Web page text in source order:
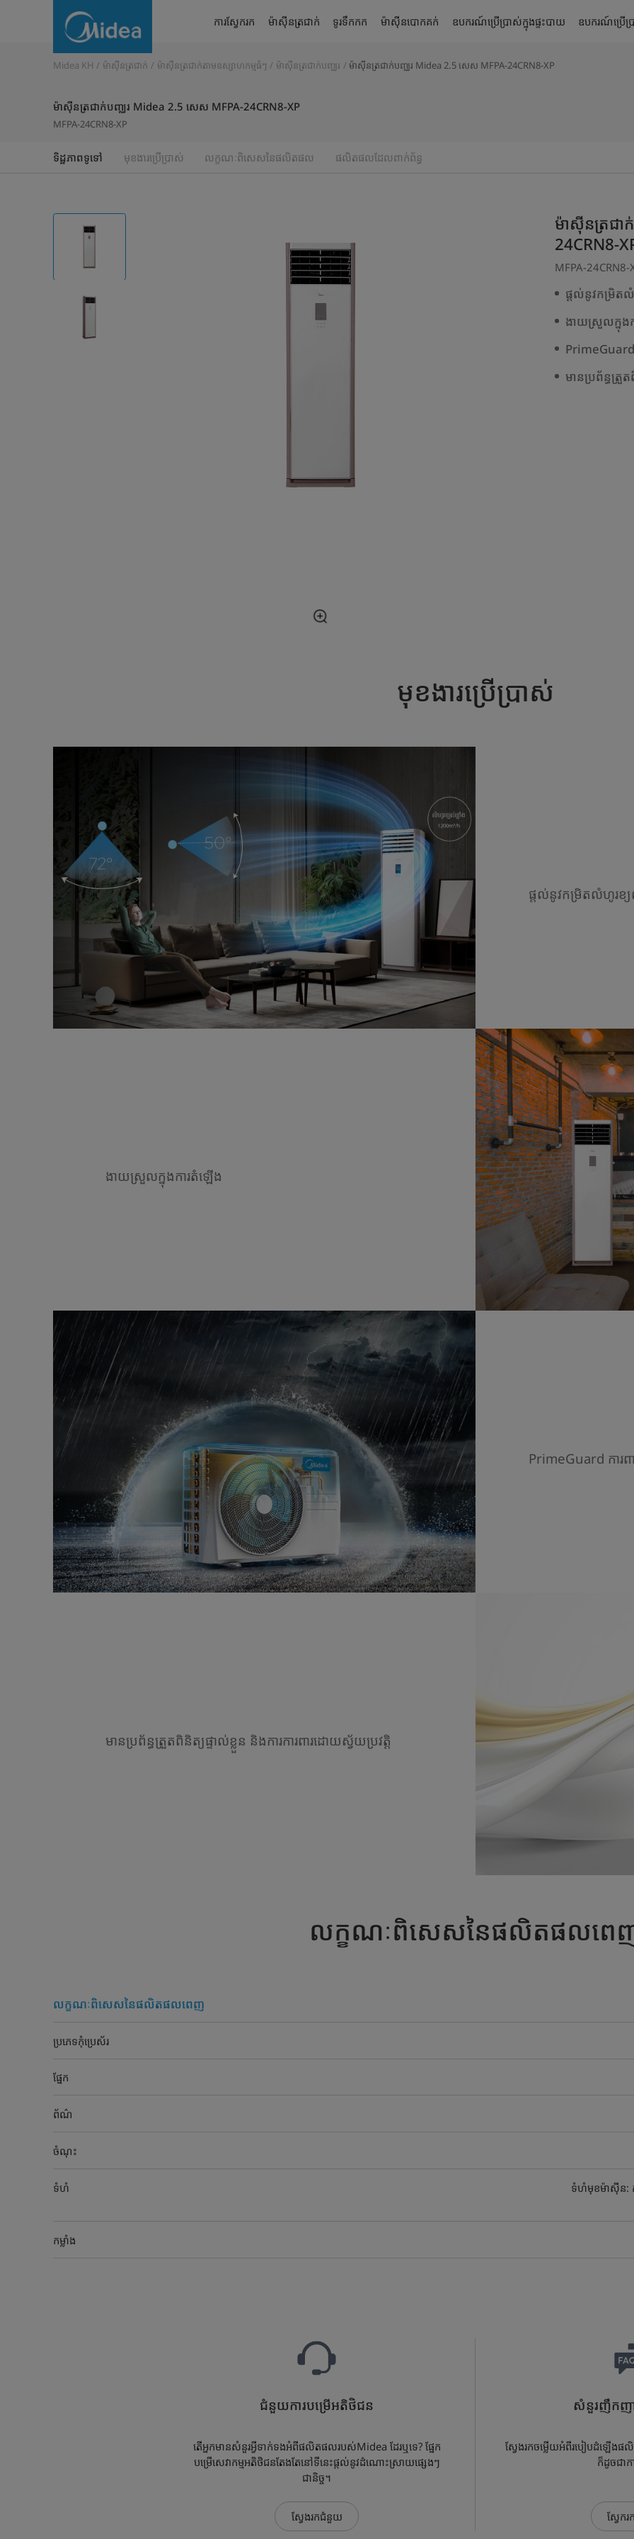
2.5សេស
24CRN8-
ការស្វែករក ម៉ាស៊ីនត្រជាក់ ទូរទឹកកក ម៉ាស៊ីនបោកគក់ ឧបករណ៍ប្រើប្រាស់ក្នុងផ្ទះបាយ ឧបករណ៍ប្រើប្រ
Midea KH ម៉ាស៊ីនត្រជាក់ ម៉ាស៊ីនត្រជាក់តាមឧស្សាហកម្មធំៗ ម៉ាស៊ីនត្រជាក់បញ្ឈរ ម៉ាស៊ីនត្រជាក់បញ្ឈរ Midea 2.5 សេស MFPA-24CRN8-XP
ម៉ាស៊ីនត្រជាក់បញ្ឈរ Midea 2.5 សេស MFPA-24CRN8-XP
MFPA-24CRN8-XP
ទិដ្ឋភាពទូទៅ មុខងារប្រើប្រាស់ លក្ខណៈពិសេសនៃផលិតផល ផលិតផលដែលពាក់ព័ន្ធ
ម៉ាស៊ីនត្រជ
24CRN8-
MFPA-24CRN8-
ផ្តល់នូវកម្រិត
ងាយស្រួលក្នុង
PrimeGuard​
មានប្រព័ន្ធត្រួ
មុខងារប្រើប្រាស់
ផ្តល់នូវកម្រិតលំហូរខ្យ
ងាយស្រួលក្នុងការតំឡើង
PrimeGuard​ ការព
មានប្រព័ន្ធត្រួតពិនិត្យផ្ទាល់ខ្លួន និងការការពារដោយស្វ័យប្រវត្តិ
លក្ខណៈពិសេសនៃផលិតផលពេ
លក្ខណៈពិសេសនៃផលិតផលពេញ
ប្រភេទកុំប្រេស័រ
ផ្នែក
ព័ណ៌
ចំណុះ
ទំហំ
ទំហំមុខម៉ាស៊ីន:
កម្លាំង
ជំនួយការបម្រើអតិថិជន
តើអ្នកមានសំនួរអ្វីទាក់ទងអំពីផលិតផលរបស់Midea ដែរឬទេ? ផ្នែក
បម្រើសេវាកម្មអតិថិជនតែងតែនៅទីនេះផ្តល់នូវដំណោះស្រាយផ្សេងៗ
ជានិច្ច។
ស្វែងរកជំនួយ
សំនួរញឹកញ
ស្វែងរកចម្លើយអំពីរបៀបដំឡើងផ
ក៏ដូចជា
ស្វែករ